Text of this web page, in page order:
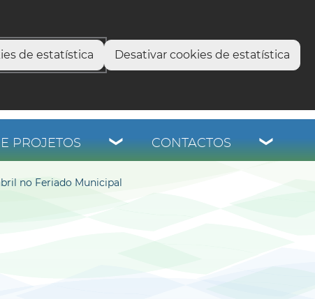
de estatística Desativar cookies de estatística
PROJETOS CONTACTOS
no Feriado Municipal